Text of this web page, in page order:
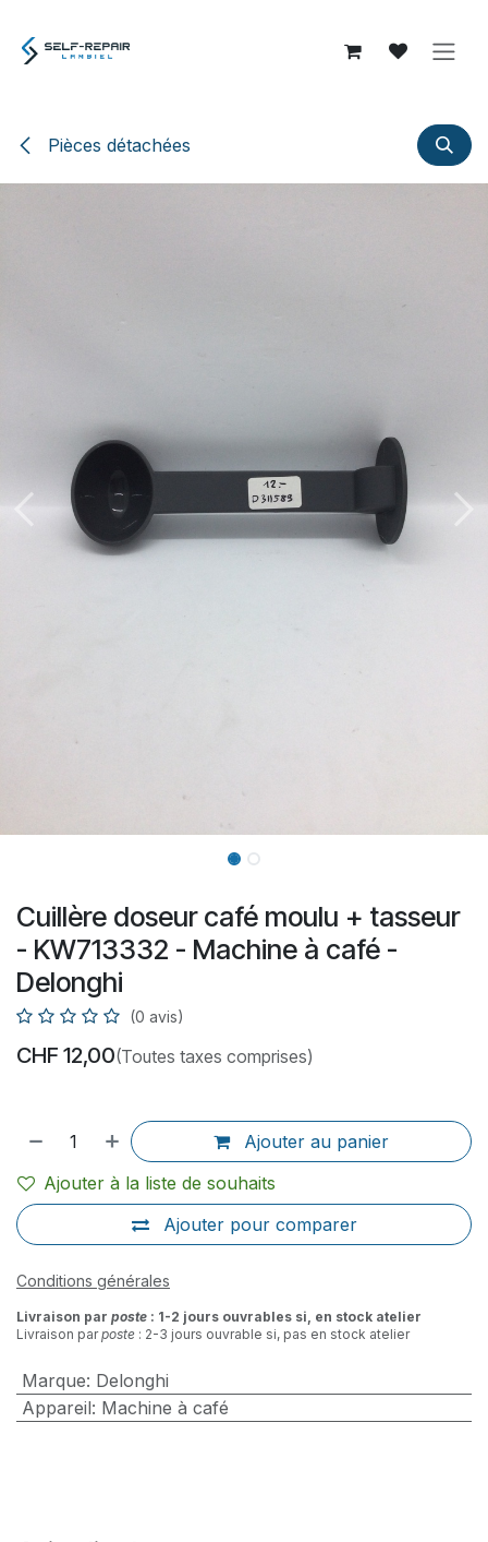
Pièces détachées
Cuillère doseur café moulu + tasseur
- KW713332 - Machine à café -
Delonghi
(0 avis)
CHF 12,00(Toutes taxes comprises)
Ajouter au panier
Ajouter pour comparer
Ajouter à la liste de souhaits
Conditions générales
Livraison par poste : 1-2 jours ouvrables si, en stock atelier
Livraison parposte : 2-3 jours ouvrable si, pas en stock atelier
Marque: Delonghi
Appareil: Machine à café